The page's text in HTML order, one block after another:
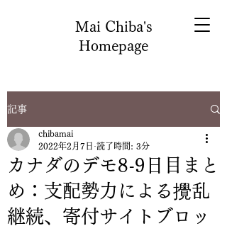
Mai Chiba's
Homepage
記事
カナダのデモ8-9日目まと
め：支配勢力による攪乱
継続、寄付サイトブロッ
chibamai
2022年2月7日 読了時間: 3分